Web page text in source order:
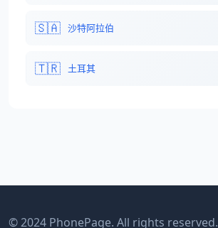
🇸🇦 沙特阿拉伯
🇹🇷 土耳其
© 2024 PhonePage. All rights reserved.